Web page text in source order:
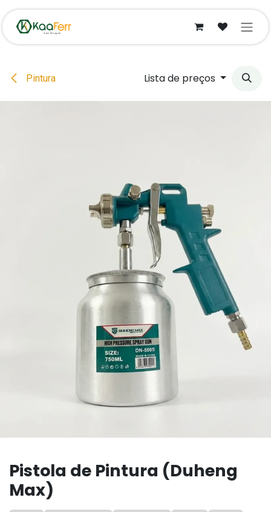
Pular para o conteúdo
Pintura Lista de preços
Pistola de Pintura (Duheng
Max)